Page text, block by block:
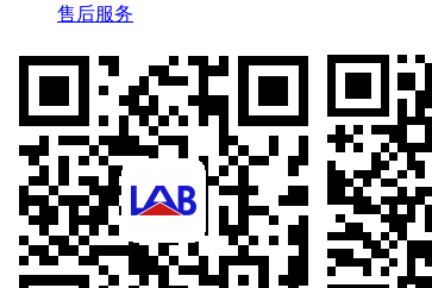
售后服务